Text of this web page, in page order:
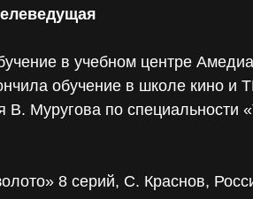
в учебном центре
обучение в школе кино и
В. Муругова по специальности
8 серий, С. Краснов,